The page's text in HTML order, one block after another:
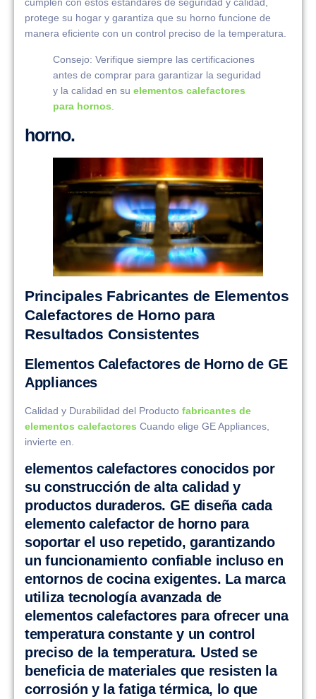
cumplen con estos estándares de seguridad y calidad,
protege su hogar y garantiza que su horno funcione de
manera eficiente con un control preciso de la temperatura.
Consejo: Verifique siempre las certificaciones
antes de comprar para garantizar la seguridad
y la calidad en su elementos calefactores
para hornos
horno.
Principales Fabricantes de Elementos
Calefactores de Horno para
Resultados Consistentes
Elementos Calefactores de Horno de GE
Appliances
Calidad y Durabilidad del Producto fabricantes de
elementos calefactores Cuando elige GE Appliances,
invierte en.
elementos calefactores conocidos por
su construcción de alta calidad y
productos duraderos. GE diseña cada
elemento calefactor de horno para
soportar el uso repetido, garantizando
un funcionamiento confiable incluso en
entornos de cocina exigentes. La marca
utiliza tecnología avanzada de
elementos calefactores para ofrecer una
temperatura constante y un control
preciso de la temperatura. Usted se
beneficia de materiales que resisten la
corrosión y la fatiga térmica, lo que